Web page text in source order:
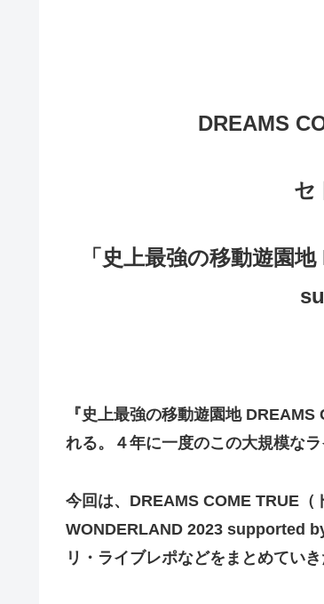
DREAMS
セ
「史上最強の移動遊園
『史上最強の移動遊園地 DREAMS
れる。４年に一度のこの大規模な
今回は、 DREAMS COME TRUE（
WONDERLAND 2023 supported
リ・ライブレポなどをまとめていき